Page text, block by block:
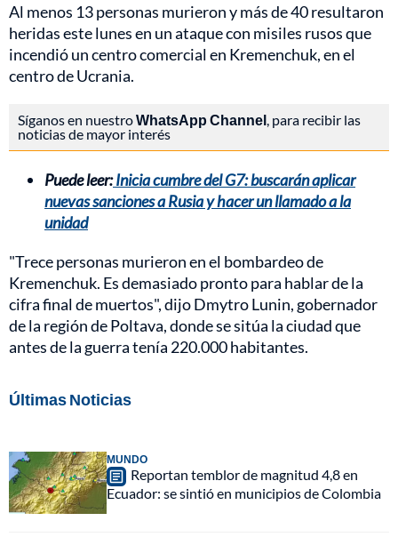
Al menos 13 personas murieron y más de 40 resultaron
heridas este lunes en un ataque con misiles rusos que
incendió un centro comercial en Kremenchuk, en el
centro de Ucrania.
Síganos en nuestroWhatsApp Channel , para recibir las
noticias de mayor interés
Puede leer:Inicia cumbre del G7: buscarán aplicar
nuevas sanciones a Rusia y hacer un llamado a la
unidad
"Trece personas murieron en el bombardeo de
Kremenchuk. Es demasiado pronto para hablar de la
cifra final de muertos", dijo Dmytro Lunin, gobernador
de la región de Poltava, donde se sitúa la ciudad que
antes de la guerra tenía 220.000 habitantes.
Últimas Noticias
MUNDO
Reportan temblor de magnitud 4,8 en
Ecuador: se sintió en municipios de Colombia